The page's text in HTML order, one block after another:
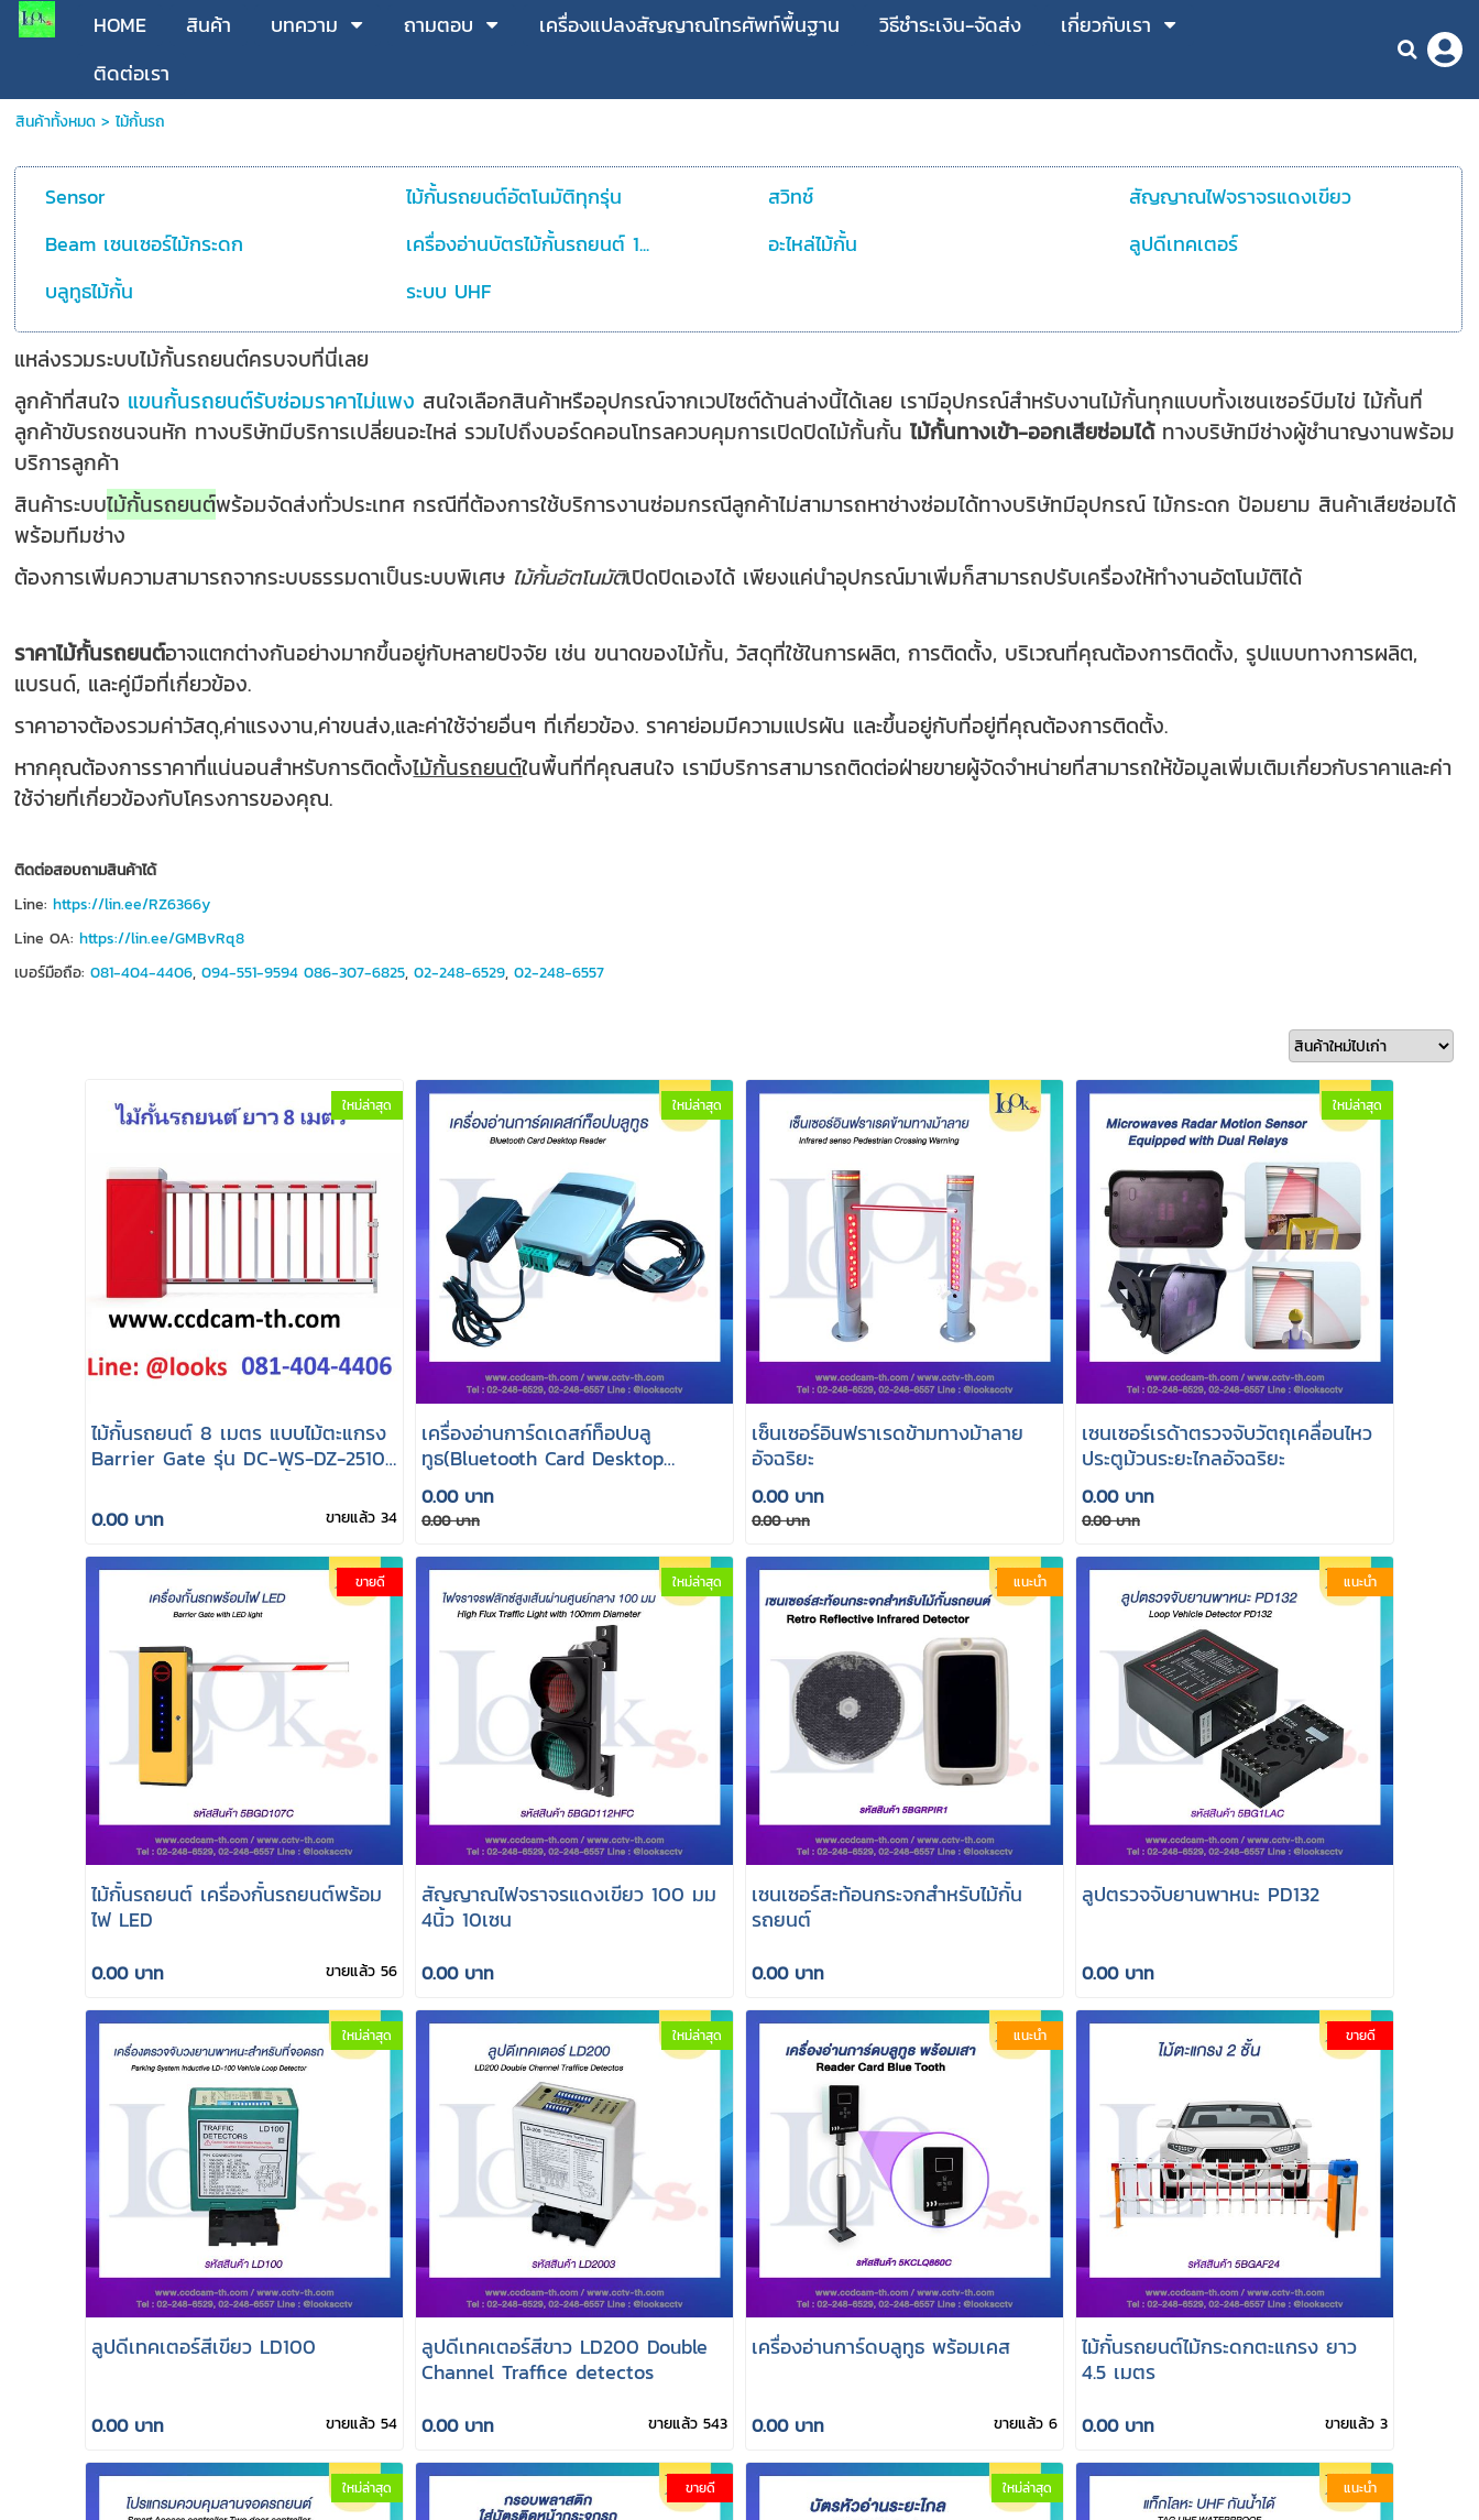
HOME สินค้า บทความ ถามตอบ เครื่องแปลงสัญญาณโทรศัพท์พื้นฐาน วิธีชำระเงิน-จัดส่ง
เกี่ยวกับเรา
ติดต่อเรา
สินค้าทั้งหมด> ไม้กั้นรถ
Sensor ไม้กั้นรถยนต์อัตโนมัติทุกรุ่น สวิทช์
สัญญาณไฟจราจรแดงเขียว
Beam เซนเซอร์ไม้กระดก
เครื่องอ่านบัตรไม้กั้นรถยนต์ 1... อะไหล่ไม้กั้น
ลูปดีเทคเตอร์
บลูทูธไม้กั้น
ระบบ UHF
แหล่งรวมระบบไม้กั้นรถยนต์ครบจบที่นี่เลย
ลูกค้าที่สนใจ แขนกั้นรถยนต์รับซ่อมราคาไม่แพง สนใจเลือกสินค้าหรืออุปกรณ์จากเวปไซต์ด้านล่างนี้ได้เลย เรามีอุปกรณ์สำหรับงานไม้กั้นทุกแบบทั้งเซนเซอร์บีมไข่ ไม้กั้นที่
ลูกค้าขับรถชนจนหัก ทางบริษัทมีบริการเปลี่ยนอะไหล่ รวมไปถึงบอร์ดคอนโทรลควบคุมการเปิดปิดไม้กั้นกั้นไม้กั้นทางเข้า-ออกเสียซ่อมได้ทางบริษัทมีช่างผู้ชำนาญงานพร้อม
บริการลูกค้า
สินค้าระบบไม้กั้นรถยนต์พร้อมจัดส่งทั่วประเทศ กรณีที่ต้องการใช้บริการงานซ่อมกรณีลูกค้าไม่สามารถหาช่างซ่อมได้ทางบริษัทมีอุปกรณ์ ไม้กระดก ป้อมยาม สินค้าเสียซ่อมได้
พร้อมทีมช่าง
ต้องการเพิ่มความสามารถจากระบบธรรมดาเป็นระบบพิเศษ ไม้กั้นอัตโนมัติเปิดปิดเองได้ เพียงแค่นำอุปกรณ์มาเพิ่มก็สามารถปรับเครื่องให้ทำงานอัตโนมัติได้
ราคาไม้กั้นรถยนต์อาจแตกต่างกันอย่างมากขึ้นอยู่กับหลายปัจจัย เช่น ขนาดของไม้กั้น, วัสดุที่ใช้ในการผลิต, การติดตั้ง, บริเวณที่คุณต้องการติดตั้ง, รูปแบบทางการผลิต,
แบรนด์, และคู่มือที่เกี่ยวข้อง.
ราคาอาจต้องรวมค่าวัสดุ,ค่าแรงงาน,ค่าขนส่ง,และค่าใช้จ่ายอื่นๆ ที่เกี่ยวข้อง. ราคาย่อมมีความแปรผัน และขึ้นอยู่กับที่อยู่ที่คุณต้องการติดตั้ง.
หากคุณต้องการราคาที่แน่นอนสำหรับการติดตั้งไม้กั้นรถยนต์ในพื้นที่ที่คุณสนใจ เรามีบริการสามารถติดต่อฝ่ายขายผู้จัดจำหน่ายที่สามารถให้ข้อมูลเพิ่มเติมเกี่ยวกับราคาและค่า
ใช้จ่ายที่เกี่ยวข้องกับโครงการของคุณ.
ติดต่อสอบถามสินค้าได้
Line:https://lin.ee/RZ6366y
Line OA:https://lin.ee/GMBvRq8
เบอร์มือถือ:081-404-4406,094-551-9594 086-307-6825,02-248-6529,02-248-6557
ใหม่ล่าสุด
ไม้กั้นรถยนต์ 8 เมตร แบบไม้ตะแกรง
Barrier Gate รุ่น DC-WS-DZ-2510
0.00 บาท ขายแล้ว 34
ใหม่ล่าสุด
เครื่องอ่านการ์ดเดสก์ท็อปบลู
ทูธ(Bluetooth Card Desktop
Reader)
0.00 บาท
0.00 บาท
เซ็นเซอร์อินฟราเรดข้ามทางม้าลาย
อัจฉริยะ
0.00 บาท
0.00 บาท
ใหม่ล่าสุด
เซนเซอร์เรด้าตรวจจับวัตถุเคลื่อนไหว
ประตูม้วนระยะไกลอัจฉริยะ
0.00 บาท
0.00 บาท
ขายดี
ไม้กั้นรถยนต์ เครื่องกั้นรถยนต์พร้อม
ไฟ LED
0.00 บาท ขายแล้ว 56
ใหม่ล่าสุด
สัญญาณไฟจราจรแดงเขียว 100 มม
4นิ้ว 10เซน
0.00 บาท
แนะนำ
เซนเซอร์สะท้อนกระจกสำหรับไม้กั้น
รถยนต์
0.00 บาท
แนะนำ
ลูปตรวจจับยานพาหนะ PD132
0.00 บาท
ใหม่ล่าสุด
ลูปดีเทคเตอร์สีเขียว LD100
0.00 บาท ขายแล้ว 54
ใหม่ล่าสุด
ลูปดีเทคเตอร์สีขาว LD200 Double
Channel Traffice detectos
0.00 บาท ขายแล้ว 543
แนะนำ
เครื่องอ่านการ์ดบลูทูธ พร้อมเคส
0.00 บาท ขายแล้ว 6
ขายดี
ไม้กั้นรถยนต์ไม้กระดกตะแกรง ยาว
4.5 เมตร
0.00 บาท ขายแล้ว 3
ใหม่ล่าสุด ขายดี ใหม่ล่าสุด แนะนำ